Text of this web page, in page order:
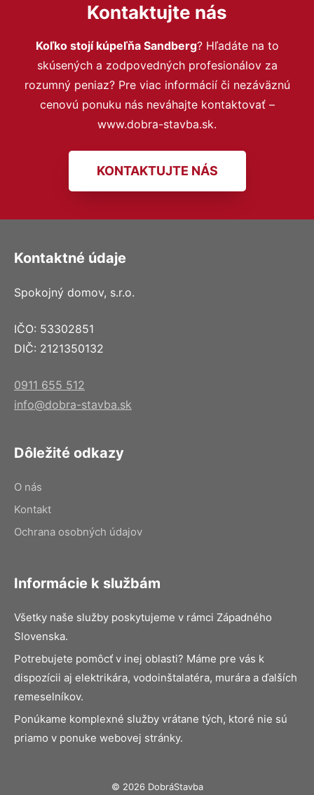
Kontaktujte nás
Koľko stojí kúpeľňa Sandberg? Hľadáte na to
skúsených a zodpovedných profesionálov za
rozumný peniaz? Pre viac informácií či nezáväznú
cenovú ponuku nás neváhajte kontaktovať –
www.dobra-stavba.sk.
KONTAKTUJTE NÁS
Kontaktné údaje
Spokojný domov, s.r.o.
IČO: 53302851
DIČ: 2121350132
0911 655 512
info@dobra-stavba.sk
Dôležité odkazy
O nás
Kontakt
Ochrana osobných údajov
Informácie k službám
Všetky naše služby poskytujeme v rámci Západného
Slovenska.
Potrebujete pomôcť v inej oblasti? Máme pre vás k
dispozícii aj elektrikára, vodoinštalatéra, murára a ďalších
remeselníkov.
Ponúkame komplexné služby vrátane tých, ktoré nie sú
priamo v ponuke webovej stránky.
© 2026 DobráStavba